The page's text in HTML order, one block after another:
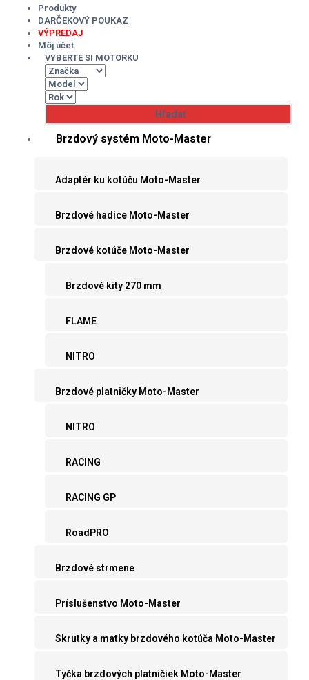
Produkty
DARČEKOVÝ POUKAZ
VÝPREDAJ
Môj účet
VYBERTE SI MOTORKU
Brzdový systém Moto-Master
Adaptér ku kotúču Moto-Master
Brzdové hadice Moto-Master
Brzdové kotúče Moto-Master
Brzdové kity 270 mm
FLAME
NITRO
Brzdové platničky Moto-Master
NITRO
RACING
RACING GP
RoadPRO
Brzdové strmene
Príslušenstvo Moto-Master
Skrutky a matky brzdového kotúča Moto-Master
Tyčka brzdových platničiek Moto-Master